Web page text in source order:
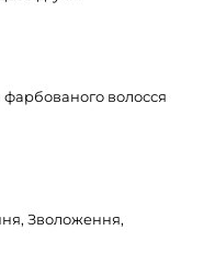
фарбованого волосся
Зволоження,